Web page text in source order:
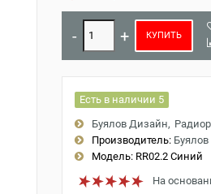
КУПИТЬ
Есть в наличии 5
Буялов Дизайн
Производитель: Буялов
Модель:RR02.2 Синий
На